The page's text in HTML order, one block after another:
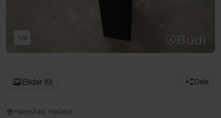
1 /9
Bilder (9) Dela
Halmstad, Halland